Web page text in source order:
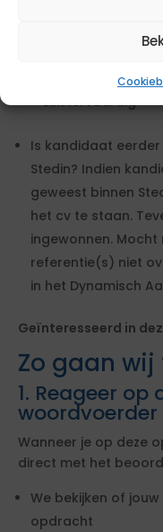
Goede
Luistervaardig
Is kandidaat
Stedin? Indien
geweest binnen
het cv te staan.
ingewonnen.
referentie(s) niet
in het Dynamisch
Geïnteresseerd in
Zo gaan wij
1. Reageer
woordvoerder
Wanneer je op deze
direct met het
We bekijken of
opdracht